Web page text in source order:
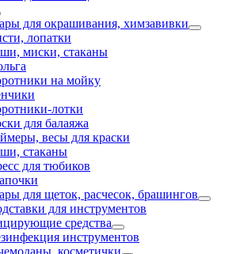
для окрашивания, химзавивки
лопатки
миски, стаканы
на мойку
лотки
для балаяжа
весы для краски
стаканы
для тюбиков
для щеток, расчесок, брашингов
для инструментов
средства
инструментов
косметички